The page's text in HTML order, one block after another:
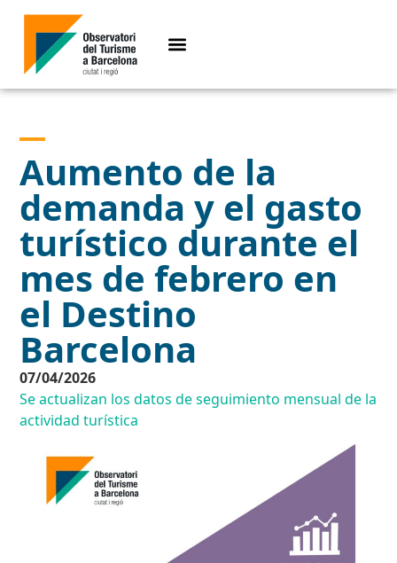
Aumento de la
demanda y el gasto
turístico durante el
mes de febrero en
el Destino
Barcelona
07/04/2026
Se actualizan los datos de seguimiento mensual de la
actividad turística